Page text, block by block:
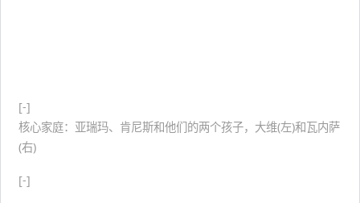
[-]
核心家庭：亚瑞玛、肯尼斯和他们的两个孩子，大维(左)和瓦内萨
(右)
[-]